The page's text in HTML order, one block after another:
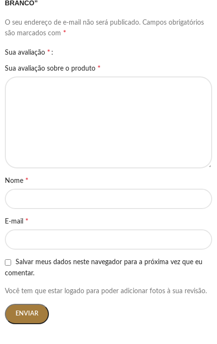
BRANCO”
O seu endereço de e-mail não será publicado. Campos obrigatórios
são marcados com *
Sua avaliação *
Sua avaliação sobre o produto *
Nome *
E-mail *
Salvar meus dados neste navegador para a próxima vez que eu
comentar.
Você tem que estar logado para poder adicionar fotos à sua revisão.